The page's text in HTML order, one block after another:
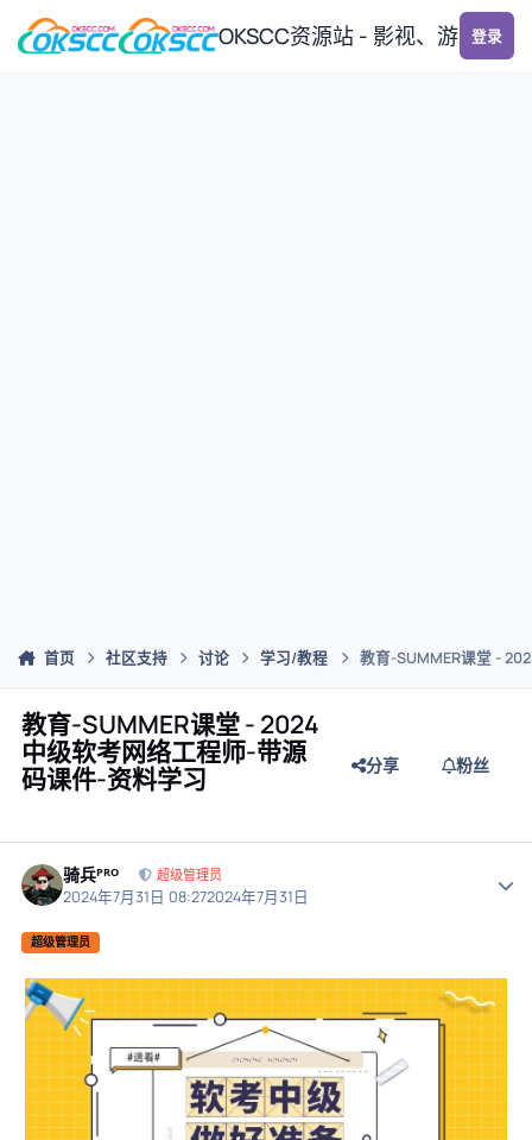
跳转到帖子
OKSCC资源站 - 影视、游戏、
登录
首页 社区支持 讨论 学习/教程 教育-SUMMER课堂 -
教育-SUMMER课堂 - 2024
中级软考网络工程师-带源
码课件-资料学习
分享 粉丝
骑兵ᴾᴿᴼ 超级管理员
2024年7月31日 08:272024年7月31日
超级管理员